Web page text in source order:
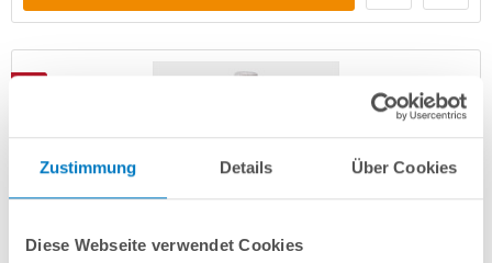
Zustimmung Details Über Cookies
Diese Webseite verwendet Cookies